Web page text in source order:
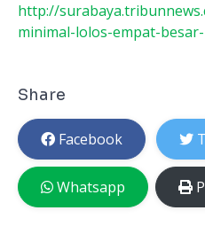
http://
minimal-lolos-empat-
Share
Facebook
Whatsapp